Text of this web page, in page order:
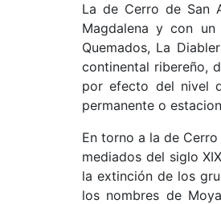
La de Cerro de San
Magdalena y con
Quemados, La
continental ribereño,
por efecto del nivel
permanente o
En torno a la de
mediados del siglo
la extinción de los
los nombres de